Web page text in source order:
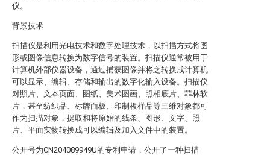
仪。
背景技术
扫描仪是利用光电技术和数字处理技术，以扫描方式将图
形或图像信息转换为数字信号的装置。扫描仪通常被用于
计算机外部仪器设备，通过捕获图像并将之转换成计算机
可以显示、编辑、存储和输出的数字化输入设备。扫描仪
对照片、文本页面、图纸、美术图画、照相底片、菲林软
片，甚至纺织品、标牌面板、印制板样品等三维对象都可
作为扫描对象，提取和将原始的线条、图形、文字、照
片、平面实物转换成可以编辑及加入文件中的装置。
公开号为CN204089949U的专利申请，公开了一种扫描